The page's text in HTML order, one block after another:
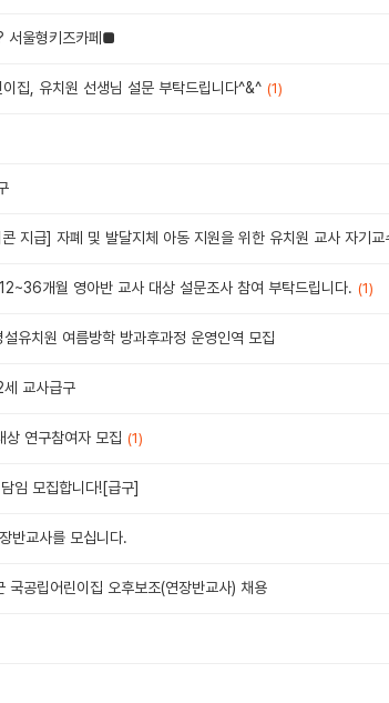
서울형키즈카페■
집, 유치원 선생님 설문 부탁드립니다^&^ (1)
지급] 자폐 및 발달지체 아동 지원을 위한 유치원 교사 자기교
개월 영아반 교사 대상 설문조사 참여 부탁드립니다. (1)
유치원 여름방학 방과후과정 운영인역 모집
교사급구
상 연구참여자 모집 (1)
임 모집합니다![급구]
반교사를 모십니다.
국공립어린이집 오후보조(연장반교사) 채용